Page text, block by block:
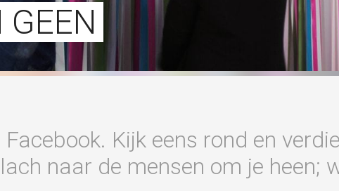
Kijk eens rond en
naar de mensen om je heen;